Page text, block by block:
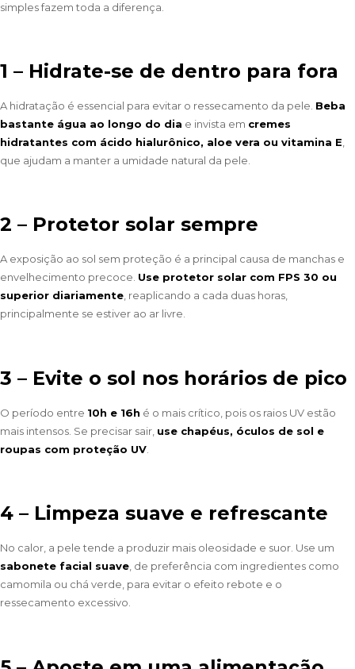
simples fazem toda a diferença.
1 – Hidrate-se de dentro para fora
A hidratação é essencial para evitar o ressecamento da pele. Beba
bastante água ao longo do dia e invista em cremes
hidratantes com ácido hialurônico, aloe vera ou vitamina E
que ajudam a manter a umidade natural da pele.
2 – Protetor solar sempre
A exposição ao sol sem proteção é a principal causa de manchas e
envelhecimento precoce. Use protetor solar com FPS 30 ou
superior diariamente, reaplicando a cada duas horas,
principalmente se estiver ao ar livre.
3 – Evite o sol nos horários de pico
O período entre 10h e 16h é o mais crítico, pois os raios UV estão
mais intensos. Se precisar sair, use chapéus, óculos de sol e
roupas com proteção UV
4 – Limpeza suave e refrescante
No calor, a pele tende a produzir mais oleosidade e suor. Use um
sabonete facial suave, de preferência com ingredientes como
camomila ou chá verde, para evitar o efeito rebote e o
ressecamento excessivo.